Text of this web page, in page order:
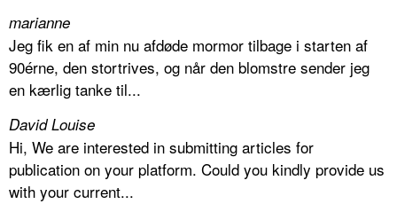
marianne
Jeg fik en af min nu afdøde mormor tilbage i starten af
90érne, den stortrives, og når den blomstre sender jeg
en kærlig tanke til...
David Louise
Hi, We are interested in submitting articles for
publication on your platform. Could you kindly provide us
with your current...